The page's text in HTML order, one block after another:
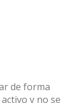
de forma
y no se